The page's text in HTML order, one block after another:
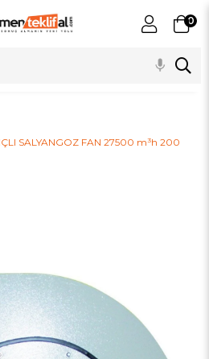
0
SALYANGOZ FAN 27500 m³h 200